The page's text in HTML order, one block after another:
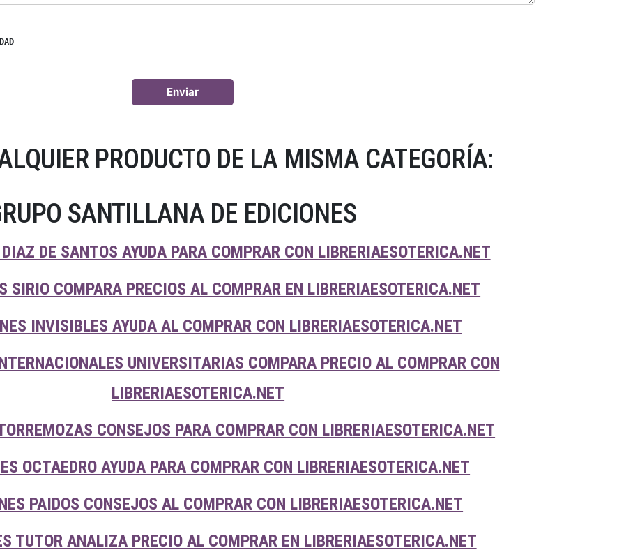
PRODUCTO DE LA MISMA CATEGORÍA:
SANTILLANA DE EDICIONES
DE SANTOS AYUDA PARA COMPRAR CON LIBRERIAESOTERICA.NET
SIRIO COMPARA PRECIOS AL COMPRAR EN LIBRERIAESOTERICA.NET
INVISIBLES AYUDA AL COMPRAR CON LIBRERIAESOTERICA.NET
UNIVERSITARIAS COMPARA PRECIO AL COMPRAR CON
LIBRERIAESOTERICA.NET
CONSEJOS PARA COMPRAR CON LIBRERIAESOTERICA.NET
OCTAEDRO AYUDA PARA COMPRAR CON LIBRERIAESOTERICA.NET
PAIDOS CONSEJOS AL COMPRAR CON LIBRERIAESOTERICA.NET
TUTOR ANALIZA PRECIO AL COMPRAR EN LIBRERIAESOTERICA.NET